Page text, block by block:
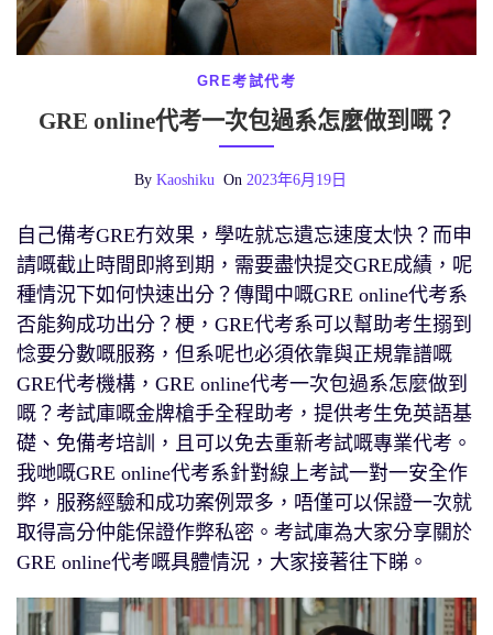
GRE考試代考
GRE online代考一次包過系怎麼做到嘅？
By Kaoshiku On 2023年6月19日
自己備考GRE冇效果，學咗就忘遺忘速度太快？而申
請嘅截止時間即將到期，需要盡快提交GRE成績，呢
種情況下如何快速出分？傳聞中嘅GRE online代考系
否能夠成功出分？梗，GRE代考系可以幫助考生搦到
惗要分數嘅服務，但系呢也必須依靠與正規靠譜嘅
GRE代考機構，GRE online代考一次包過系怎麼做到
嘅？考試庫嘅金牌槍手全程助考，提供考生免英語基
礎、免備考培訓，且可以免去重新考試嘅專業代考。
我哋嘅GRE online代考系針對線上考試一對一安全作
弊，服務經驗和成功案例眾多，唔僅可以保證一次就
取得高分仲能保證作弊私密。考試庫為大家分享關於
GRE online代考嘅具體情況，大家接著往下睇。